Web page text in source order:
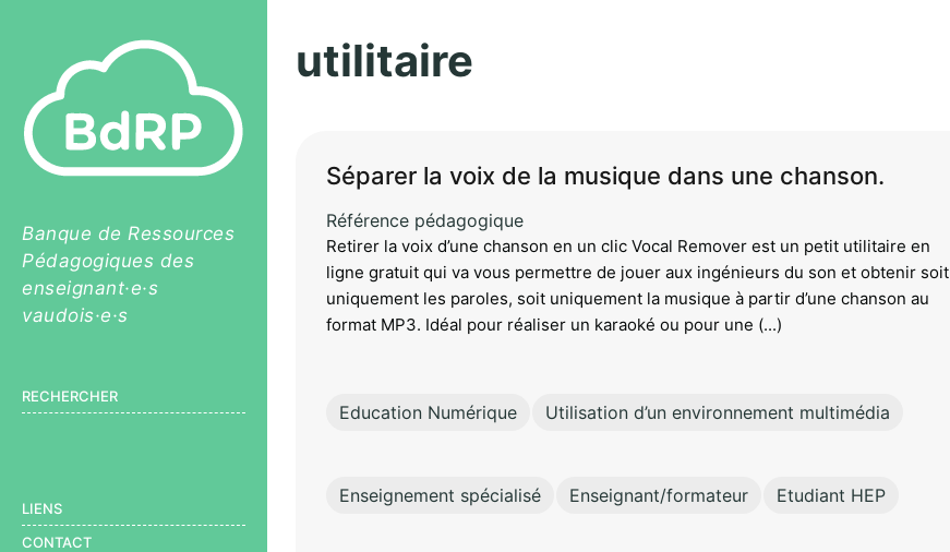
utilitaire
Séparer la voix de la musique dans une chanson.
Référence pédagogique
Retirer la voix d’une chanson en un clic Vocal Remover est un petit utilitaire en
ligne gratuit qui va vous permettre de jouer aux ingénieurs du son et obtenir soit
uniquement les paroles, soit uniquement la musique à partir d’une chanson au
format MP3. Idéal pour réaliser un karaoké ou pour une (...)
Education Numérique Utilisation d’un environnement multimédia
Enseignement spécialisé Enseignant/formateur Etudiant HEP
Banque de Ressources
Pédagogiques des
enseignant·e·s
vaudois·e·s
RECHERCHER
LIENS
CONTACT